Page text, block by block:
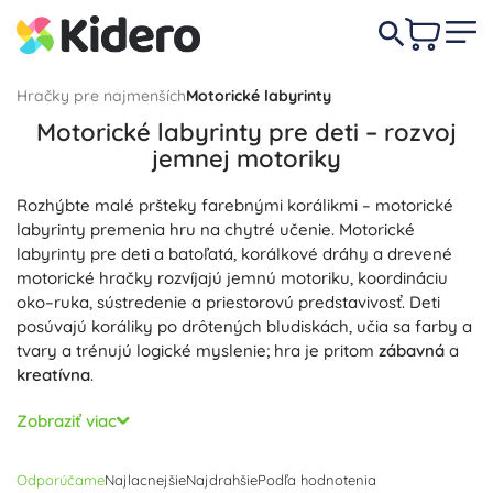
Hračky pre najmenšíchMotorické labyrinty
Motorické labyrinty pre deti – rozvoj
jemnej motoriky
Rozhýbte malé pršteky farebnými korálikmi – motorické
labyrinty premenia hru na chytré učenie. Motorické
labyrinty pre deti a batoľatá, korálkové dráhy a drevené
motorické hračky rozvíjajú jemnú motoriku, koordináciu
oko–ruka, sústredenie a priestorovú predstavivosť. Deti
posúvajú koráliky po drôtených bludiskách, učia sa farby a
tvary a trénujú logické myslenie; hra je pritom zábavná a
kreatívna.
Každý motorický labyrint je navrhnutý ako
odolnádidaktická hračka: stabilná drevená základňa,
motorický labyrint inšpirovaný Montessori podporuje
Zobraziť viac
OdporúčameNajlacnejšieNajdrahšiePodľa hodnotenia